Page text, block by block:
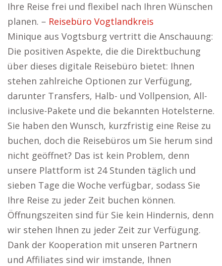
Ihre Reise frei und flexibel nach Ihren Wünschen
planen. – Reisebüro Vogtlandkreis
Minique aus Vogtsburg vertritt die Anschauung:
Die positiven Aspekte, die die Direktbuchung
über dieses digitale Reisebüro bietet: Ihnen
stehen zahlreiche Optionen zur Verfügung,
darunter Transfers, Halb- und Vollpension, All-
inclusive-Pakete und die bekannten Hotelsterne.
Sie haben den Wunsch, kurzfristig eine Reise zu
buchen, doch die Reisebüros um Sie herum sind
nicht geöffnet? Das ist kein Problem, denn
unsere Plattform ist 24 Stunden täglich und
sieben Tage die Woche verfügbar, sodass Sie
Ihre Reise zu jeder Zeit buchen können.
Öffnungszeiten sind für Sie kein Hindernis, denn
wir stehen Ihnen zu jeder Zeit zur Verfügung.
Dank der Kooperation mit unseren Partnern
und Affiliates sind wir imstande, Ihnen